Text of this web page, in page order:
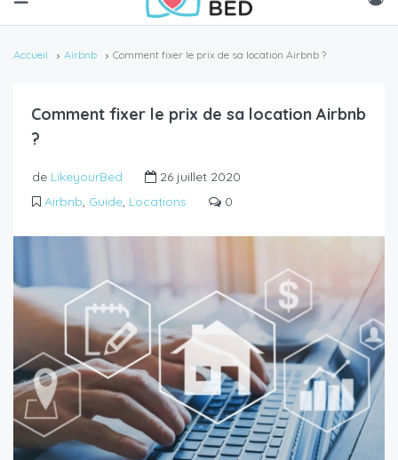
Accueil Airbnb Comment fixer le prix de sa location Airbnb ?
Comment fixer le prix de sa location Airbnb
?
de LikeyourBed
26 juillet 2020
Airbnb, Guide, Locations 0